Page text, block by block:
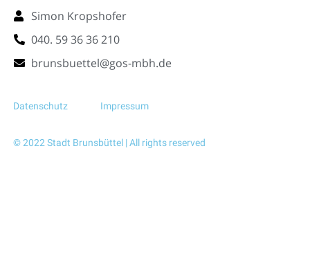
Simon Kropshofer
040. 59 36 36 210
brunsbuettel@gos-mbh.de
Datenschutz Impressum
© 2022 Stadt Brunsbüttel | All rights reserved